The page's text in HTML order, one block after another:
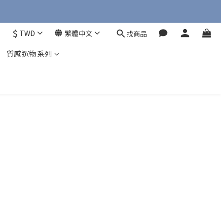
$ TWD 繁體中文 找商品
質感選物系列